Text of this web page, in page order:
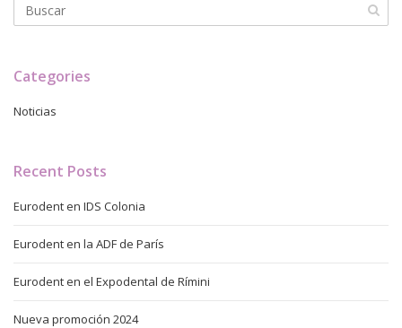
Categories
Noticias
Recent Posts
Eurodent en IDS Colonia
Eurodent en la ADF de París
Eurodent en el Expodental de Rímini
Nueva promoción 2024